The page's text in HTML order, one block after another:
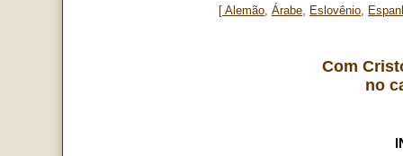
[ Alemão Árabe Eslovênio
Com
no